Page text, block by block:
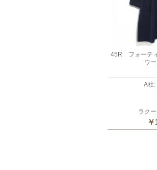
45R フォーテ
ウ
A社:
ラク